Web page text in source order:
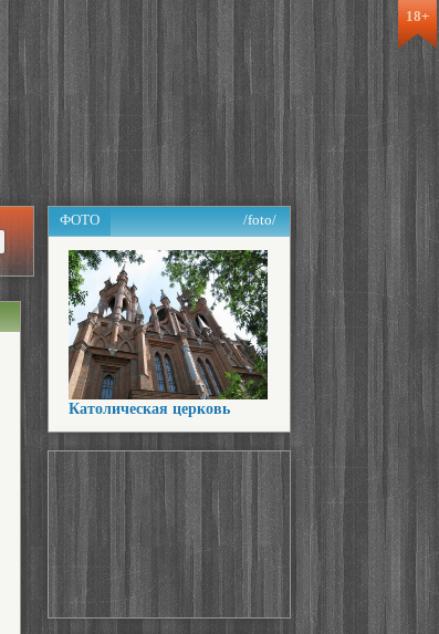
18+
ФОТО /foto/
Католическая церковь